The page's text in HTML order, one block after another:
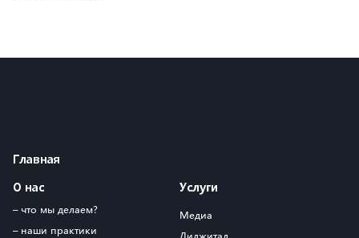
Главная
О нас
– что мы делаем?
– наши практики
Услуги
Медиа